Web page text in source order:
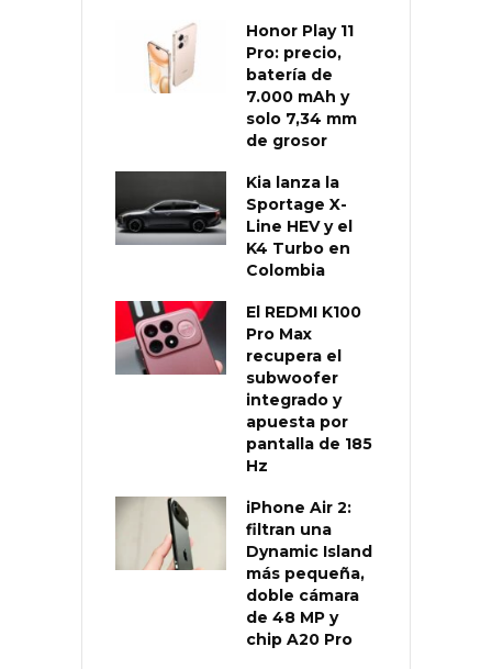
Honor Play 11
Pro: precio,
batería de
7.000 mAh y
solo 7,34 mm
de grosor
Kia lanza la
Sportage X-
Line HEV y el
K4 Turbo en
Colombia
El REDMI K100
Pro Max
recupera el
subwoofer
integrado y
apuesta por
pantalla de 185
Hz
iPhone Air 2:
filtran una
Dynamic Island
más pequeña,
doble cámara
de 48 MP y
chip A20 Pro